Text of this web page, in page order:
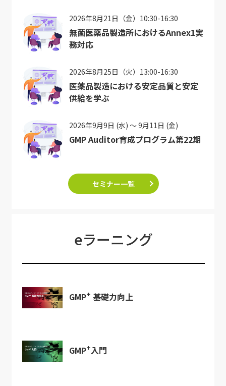
2026年8月21日（金）10:30-16:30
無菌医薬品製造所におけるAnnex1実
務対応
2026年8月25日（火）13:00-16:30
医薬品製造における安定品質と安定
供給を学ぶ
2026年9月9日 (水) ～ 9月11日 (金)
GMP Auditor育成プログラム第22期
セミナー一覧
eラーニング
GMP+ 基礎力向上
GMP+入門